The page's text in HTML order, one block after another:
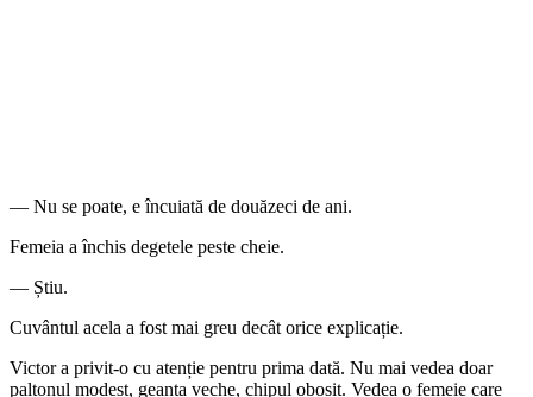
— Nu se poate, e încuiată de douăzeci de ani.
Femeia a închis degetele peste cheie.
— Știu.
Cuvântul acela a fost mai greu decât orice explicație.
Victor a privit-o cu atenție pentru prima dată. Nu mai vedea doar
paltonul modest, geanta veche, chipul obosit. Vedea o femeie care